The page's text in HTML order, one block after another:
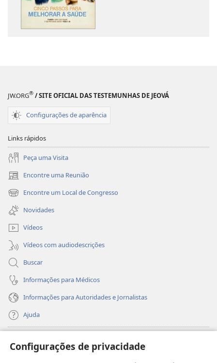
Configurações de privacidade
JW.ORG® / SITE OFICIAL DAS TESTEMUNHAS DE JEOVÁ
Configurações de aparência
Links rápidos
Peça uma Visita
Encontre uma Reunião
(abre
nova
janela)
Encontre um Local de Congresso
(abre
nova
janela)
Novidades
Vídeos
Vídeos com audiodescrições
Buscar
Informações para Médicos
Informações para Autoridades e Jornalistas
Ajuda
(abre
nova